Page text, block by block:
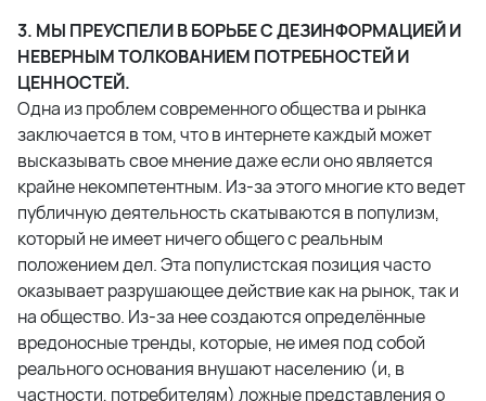
3. МЫ ПРЕУСПЕЛИ В БОРЬБЕ С ДЕЗИНФОРМАЦИЕЙ И
НЕВЕРНЫМ ТОЛКОВАНИЕМ ПОТРЕБНОСТЕЙ И
ЦЕННОСТЕЙ.
Одна из проблем современного общества и рынка
заключается в том, что в интернете каждый может
высказывать свое мнение даже если оно является
крайне некомпетентным. Из-за этого многие кто ведет
публичную деятельность скатываются в популизм,
который не имеет ничего общего с реальным
положением дел. Эта популистская позиция часто
оказывает разрушающее действие как на рынок, так и
на общество. Из-за нее создаются определённые
вредоносные тренды, которые, не имея под собой
реального основания внушают населению (и, в
частности, потребителям) ложные представления о